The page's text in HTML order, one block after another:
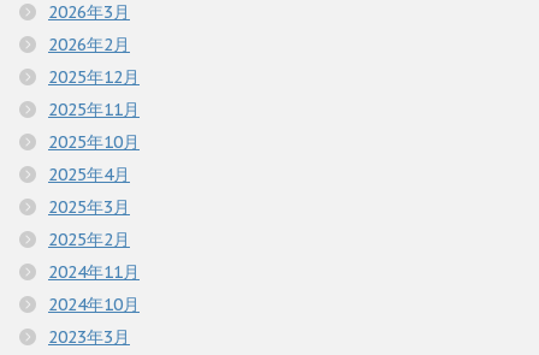
2026年3月
2026年2月
2025年12月
2025年11月
2025年10月
2025年4月
2025年3月
2025年2月
2024年11月
2024年10月
2023年3月